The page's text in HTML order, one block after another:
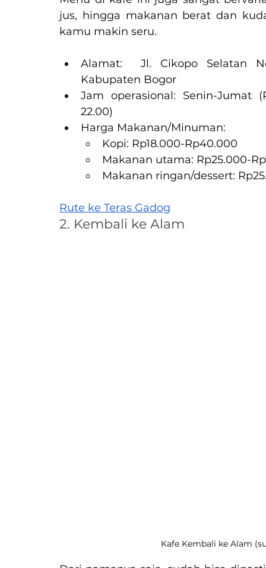
jus, hingga makanan berat dan
kamu makin seru.
Alamat:  Jl. Cikopo Selatan
Kabupaten Bogor
Jam operasional: Senin-Jumat
22.00)
Harga Makanan/Minuman:
Kopi: Rp18.000-Rp40.000
Makanan utama: Rp25.000-
Makanan ringan/dessert:
Rute ke Teras Gadog
2. Kembali ke Alam
Kafe Kembali ke Alam